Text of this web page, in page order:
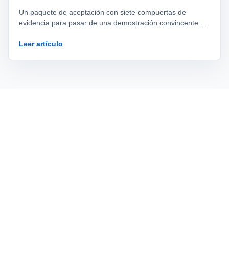
Un paquete de aceptación con siete compuertas de
evidencia para pasar de una demostración convincente a
Leer artículo